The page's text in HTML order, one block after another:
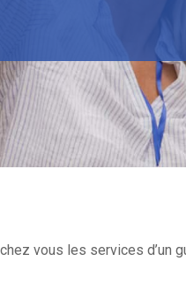
vous les services d’un